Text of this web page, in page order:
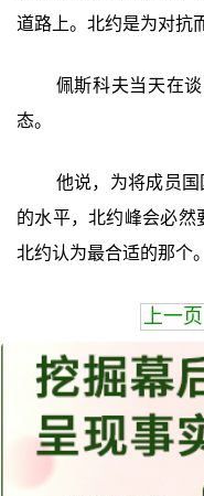
道路上。北约是为对抗
佩斯科夫当天在
态。
他说，为将成员
的水平，北约峰会必然
北约认为最合适的那个。
上一页